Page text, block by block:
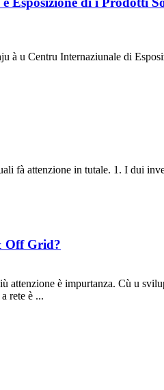
u Centru Internaziunale di
fà attenzione in tutale. 1. I dui
Off Grid?
è impurtanza. Cù u
rete è ...